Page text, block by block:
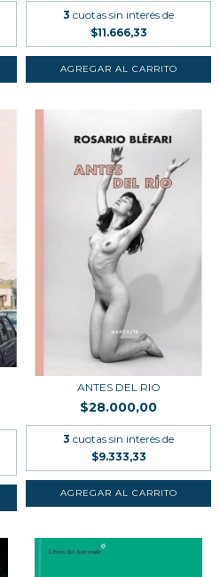
3 cuotas sin interés de
$11.666,33
ANTES DEL RIO
$28.000,00
3 cuotas sin interés de
$9.333,33